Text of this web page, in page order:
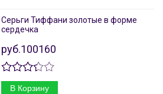
Серьги Тиффани золотые в форме
сердечка
руб.100160
В Корзину